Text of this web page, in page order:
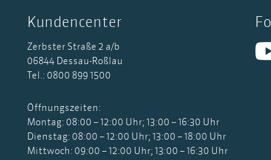
Kundencenter
Zerbster Straße 2 a/b
06844 Dessau-Roßlau
Tel.: 0800 899 1500
Öffnungszeiten:
Montag: 08:00 – 12:00 Uhr; 13:00 – 16:30 Uhr
Dienstag: 08:00 – 12:00 Uhr; 13:00 – 18:00 Uhr
Mittwoch: 09:00 – 12:00 Uhr; 13:00 – 16:30 Uhr